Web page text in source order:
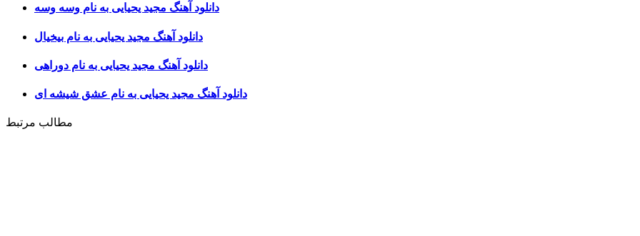
دانلود آهنگ مجید یحیایی به نام وسه وسه
دانلود آهنگ مجید یحیایی به نام بیخیال
دانلود آهنگ مجید یحیایی به نام دوراهی
دانلود آهنگ مجید یحیایی به نام عشق شیشه ای
مطالب مرتبط